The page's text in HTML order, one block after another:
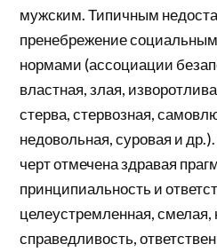
мужским. Типичным
пренебрежение
нормами (ассоциации
властная, злая,
стерва, стервозная,
недовольная, суровая и
черт отмечена здравая
принципиальность и
целеустремленная, смелая,
справедливость,